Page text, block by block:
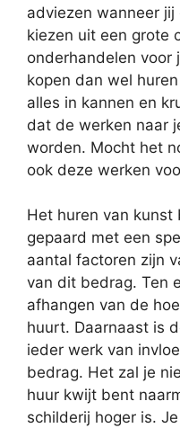
adviezen wanneer
kiezen uit een grote
onderhandelen voor
kopen dan wel
alles in kannen en
dat de werken naar
worden. Mocht het
ook deze werken
Het huren van kunst
gepaard met een
aantal factoren zijn
van dit bedrag. Ten
afhangen van de
huurt. Daarnaast is
ieder werk van
bedrag. Het zal je
huur kwijt bent
schilderij hoger is.